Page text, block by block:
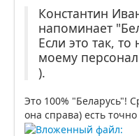
Константин
напоминает
Если это так,
моему
).
Это 100% "Беларусь"!
она справа) есть